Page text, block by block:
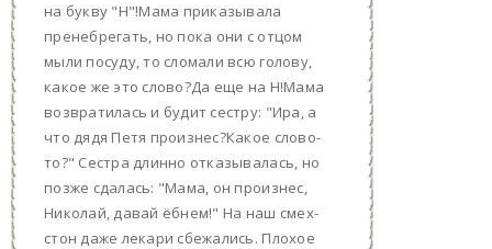
на букву "Н"!Мама приказывала
пренебрегать, но пока они с отцом
мыли посуду, то сломали всю голову,
какое же это слово?Да еще на Н!Мама
возвратилась и будит сестру: "Ира, а
что дядя Петя произнес?Какое слово-
то?" Сестра длинно отказывалась, но
позже сдалась: "Мама, он произнес,
Николай, давай ёбнем!" На наш смех-
стон даже лекари сбежались. Плохое